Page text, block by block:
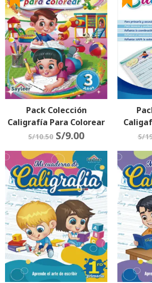
Pack Colección
Caligrafía Para Colorear
N°3, N°4 Y N°5
S/10.50 S/9.00 S/